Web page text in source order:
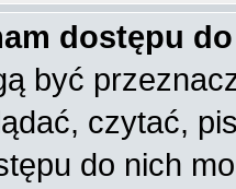
dostępu
być
czytać,
do nich